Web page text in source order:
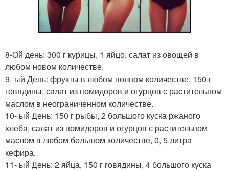
8-Ой день: 300 г курицы, 1 яйцо, салат из овощей в
любом новом количестве.
9- ый День: фрукты в любом полном количестве, 150 г
говядины, салат из помидоров и огурцов с растительном
маслом в неограниченном количестве.
10- ый День: 150 г рыбы, 2 большого куска ржаного
хлеба, салат из помидоров и огурцов с растительном
маслом в любом большом количестве, 0, 5 литра
кефира.
11- ый День: 2 яйца, 150 г говядины, 4 большого куска